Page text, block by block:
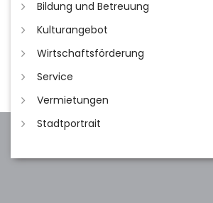
Bildung und Betreuung
Kulturangebot
Wirtschaftsförderung
Service
Vermietungen
Stadtportrait